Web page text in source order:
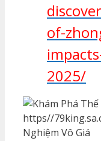
of-
2025/